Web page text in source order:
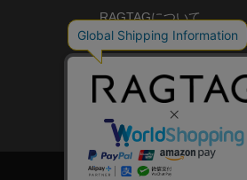
RAGTAGについて
ご利用規約
プライバシーポリシー